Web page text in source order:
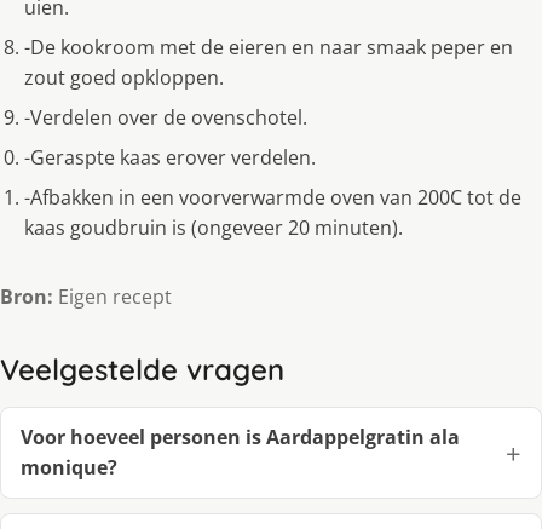
uien.
-De kookroom met de eieren en naar smaak peper en
zout goed opkloppen.
-Verdelen over de ovenschotel.
-Geraspte kaas erover verdelen.
-Afbakken in een voorverwarmde oven van 200C tot de
kaas goudbruin is (ongeveer 20 minuten).
Bron: Eigen recept
Veelgestelde vragen
Voor hoeveel personen is Aardappelgratin ala
monique?